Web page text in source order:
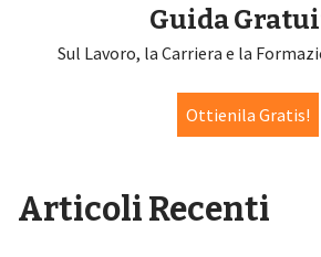
Guida
Sul Lavoro, la Carriera e la
Ottienila Gratis!
Articoli Recenti